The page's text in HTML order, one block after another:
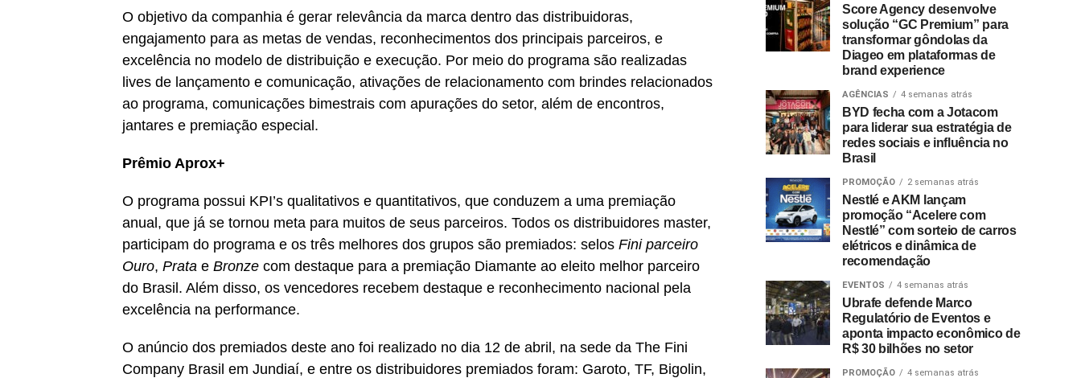
O objetivo da companhia é gerar relevância da marca dentro das distribuidoras,
engajamento para as metas de vendas, reconhecimentos dos principais parceiros, e
excelência no modelo de distribuição e execução. Por meio do programa são realizadas
lives de lançamento e comunicação, ativações de relacionamento com brindes relacionados
ao programa, comunicações bimestrais com apurações do setor, além de encontros,
jantares e premiação especial.
Prêmio Aprox+
O programa possui KPI’s qualitativos e quantitativos, que conduzem a uma premiação
anual, que já se tornou meta para muitos de seus parceiros. Todos os distribuidores master,
participam do programa e os três melhores dos grupos são premiados: selos Fini parceiro
Ouro, Prata e Bronze com destaque para a premiação Diamante ao eleito melhor parceiro
do Brasil. Além disso, os vencedores recebem destaque e reconhecimento nacional pela
excelência na performance.
O anúncio dos premiados deste ano foi realizado no dia 12 de abril, na sede da The Fini
Company Brasil em Jundiaí, e entre os distribuidores premiados foram: Garoto, TF, Bigolin,
Score Agency desenvolve
solução “GC Premium” para
transformar gôndolas da
Diageo em plataformas de
brand experience
AGÊNCIAS 4 semanas atrás
BYD fecha com a Jotacom
para liderar sua estratégia de
redes sociais e influência no
Brasil
PROMOÇÃO 2 semanas atrás
Nestlé e AKM lançam
promoção “Acelere com
Nestlé” com sorteio de carros
elétricos e dinâmica de
recomendação
EVENTOS 4 semanas atrás
Ubrafe defende Marco
Regulatório de Eventos e
aponta impacto econômico de
R$ 30 bilhões no setor
PROMOÇÃO 4 semanas atrás